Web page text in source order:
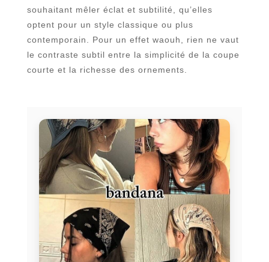
souhaitant mêler éclat et subtilité, qu’elles
optent pour un style classique ou plus
contemporain. Pour un effet waouh, rien ne vaut
le contraste subtil entre la simplicité de la coupe
courte et la richesse des ornements.